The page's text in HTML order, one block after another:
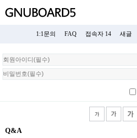
1:1문의 FAQ 접속자 14 새글
회
원
로
Q&A